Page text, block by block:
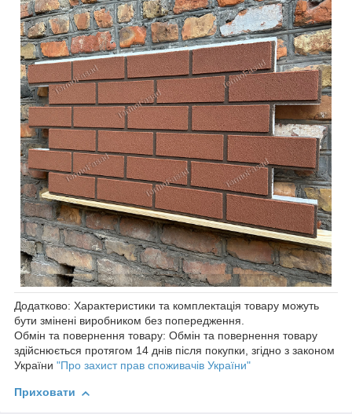
Додатково: Характеристики та комплектація товару можуть
бути змінені виробником без попередження.
Обмін та повернення товару: Обмін та повернення товару
здійснюється протягом 14 днів після покупки, згідно з законом
України "Про захист прав споживачів України"
Приховати